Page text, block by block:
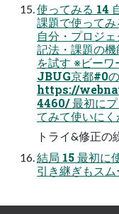
使ってみる 14
課題で使って
自分・プロジ
記法・課題の
を試す ※ビー
JBUG京都#0の
https://
4460/ 最初にプ
てみて使いに
トライ&修正の
結局 15 最初に
引き継ぎもス